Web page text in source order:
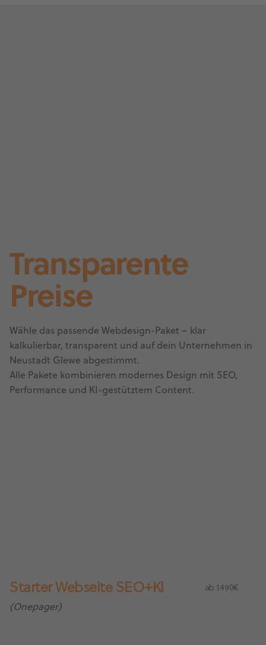
Transparente
Preise
Wähle das passende Webdesign-Paket – klar
kalkulierbar, transparent und auf dein Unternehmen in
Neustadt Glewe abgestimmt.
Alle Pakete kombinieren modernes Design mit SEO,
Performance und KI-gestütztem Content.
Starter Webseite SEO+KI ab 1.490€
(Onepager)